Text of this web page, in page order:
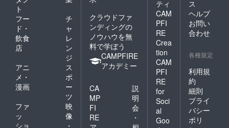
ト
フー
ド・
飲食
店
チ
ャ
レ
ン
ジ
アニ
メ・
漫画
ス
ポ
ー
ツ
ファ
ッ
ショ
映
像
・
クラウドファ
ンディングの
ノウハウを無
料で学ぼう
CAMPFIRE
アカデミー
CA
MP
FI
RE
説
明
会
・
ティ
CAM
PFI
RE
Crea
tion
CAM
PFI
RE
for
Soci
al
Goo
ス
ヘルプ
お問い
合わせ
各種規定
利用規
約
細則
プライ
バシー
ポリ